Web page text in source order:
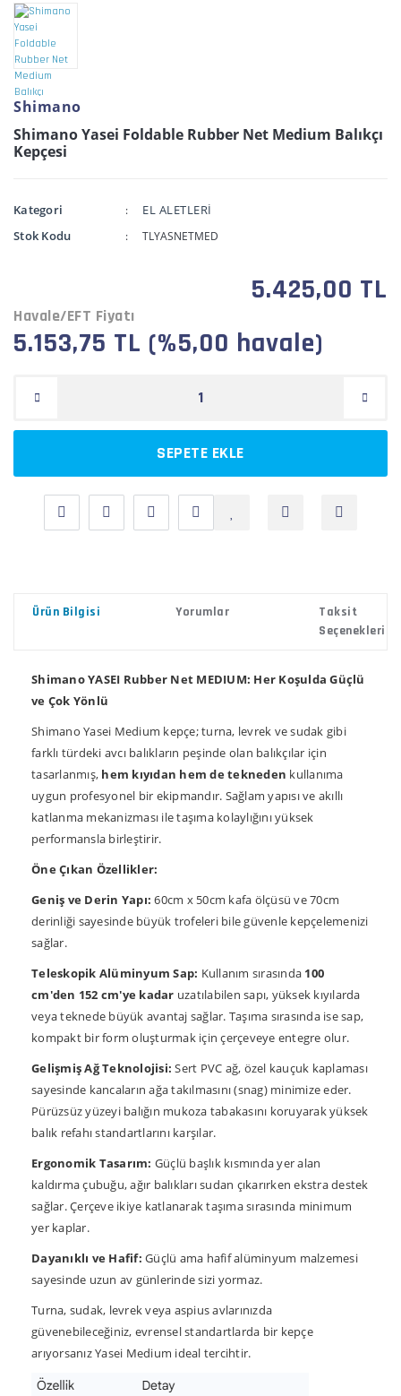
Shimano
Shimano Yasei Foldable Rubber Net Medium Balıkçı
Kepçesi
Kategori
EL ALETLERİ
Stok Kodu
TLYASNETMED
5.425,00 TL
Havale/EFT Fiyatı
5.153,75 TL (%5,00 havale)
SEPETE EKLE
Ürün Bilgisi Yorumlar
Taksit
Seçenekleri
Shimano YASEI Rubber Net MEDIUM: Her Koşulda Güçlü
ve Çok Yönlü
Shimano Yasei Medium kepçe; turna, levrek ve sudak gibi
farklı türdeki avcı balıkların peşinde olan balıkçılar için
tasarlanmış, hem kıyıdan hem de tekneden kullanıma
uygun profesyonel bir ekipmandır. Sağlam yapısı ve akıllı
katlanma mekanizması ile taşıma kolaylığını yüksek
performansla birleştirir.
Öne Çıkan Özellikler:
Geniş ve Derin Yapı: 60cm x 50cm kafa ölçüsü ve 70cm
derinliği sayesinde büyük trofeleri bile güvenle kepçelemenizi
sağlar.
Teleskopik Alüminyum Sap: Kullanım sırasında 100
cm'den 152 cm'ye kadar uzatılabilen sapı, yüksek kıyılarda
veya teknede büyük avantaj sağlar. Taşıma sırasında ise sap,
kompakt bir form oluşturmak için çerçeveye entegre olur.
Gelişmiş Ağ Teknolojisi: Sert PVC ağ, özel kauçuk kaplaması
sayesinde kancaların ağa takılmasını (snag) minimize eder.
Pürüzsüz yüzeyi balığın mukoza tabakasını koruyarak yüksek
balık refahı standartlarını karşılar.
Ergonomik Tasarım: Güçlü başlık kısmında yer alan
kaldırma çubuğu, ağır balıkları sudan çıkarırken ekstra destek
sağlar. Çerçeve ikiye katlanarak taşıma sırasında minimum
yer kaplar.
Dayanıklı ve Hafif: Güçlü ama hafif alüminyum malzemesi
sayesinde uzun av günlerinde sizi yormaz.
Turna, sudak, levrek veya aspius avlarınızda
güvenebileceğiniz, evrensel standartlarda bir kepçe
arıyorsanız Yasei Medium ideal tercihtir.